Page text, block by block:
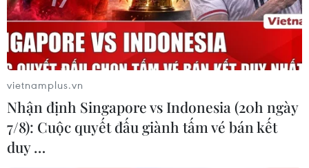
vietnamplus.vn
Nhận định Singapore vs Indonesia (20h ngày
7/8): Cuộc quyết đấu giành tấm vé bán kết
duy …